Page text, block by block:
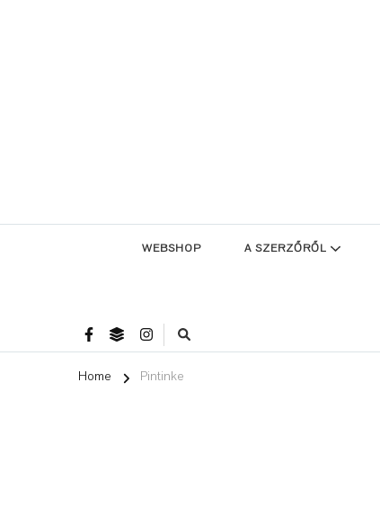
WEBSHOP A SZERZŐRŐL
Home Pintinke